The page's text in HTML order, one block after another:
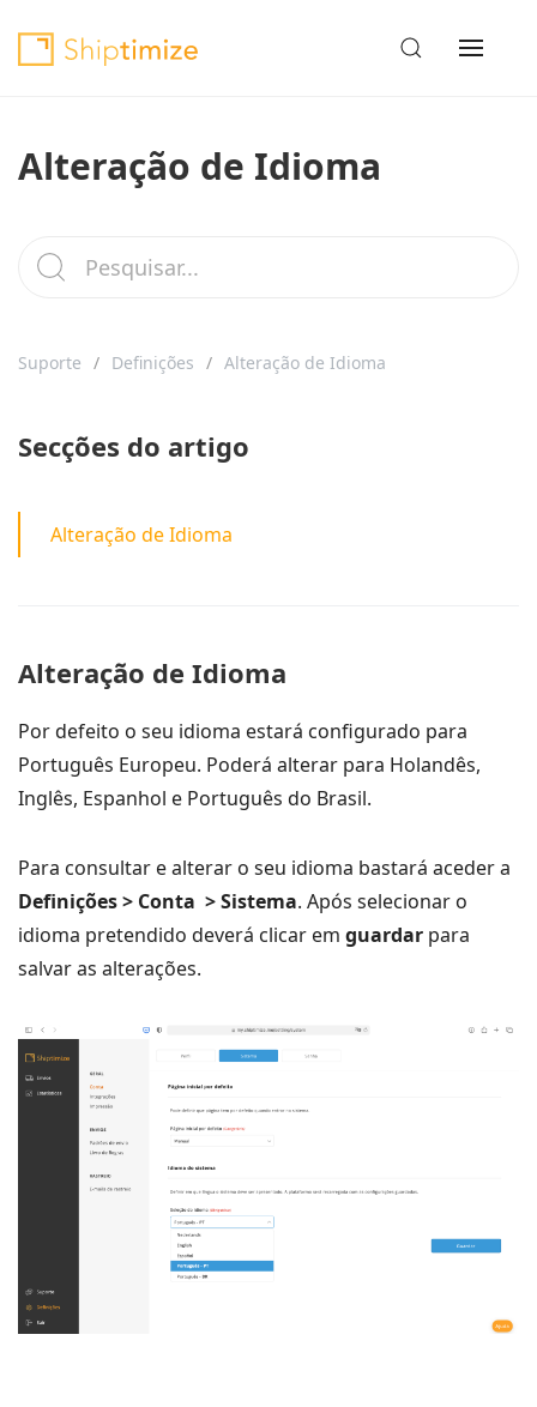
Alteração de Idioma
Suporte Definições Alteração de Idioma
Secções do artigo
Alteração de Idioma
Alteração de Idioma
Por defeito o seu idioma estará configurado para
Português Europeu. Poderá alterar para Holandês,
Inglês, Espanhol e Português do Brasil.
Para consultar e alterar o seu idioma bastará aceder a
Definições > Conta > Sistema. Após selecionar o
idioma pretendido deverá clicar em guardar para
salvar as alterações.